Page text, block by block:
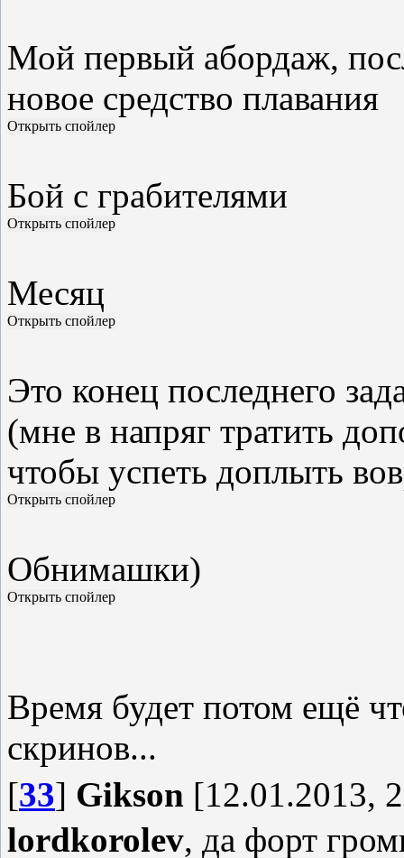
Мой первый абордаж,
новое средство плавания
Бой с грабителями
Месяц
Это конец последнего
(мне в напряг тратить
чтобы успеть доплыть
Обнимашки)
Время будет потом ещё
скринов...
[33] Gikson [12.01.2013,
lordkorolev, да форт